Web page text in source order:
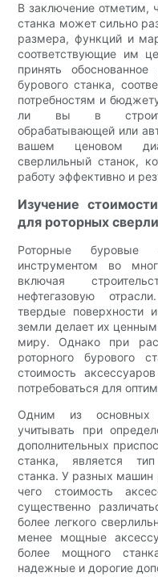
В заключение отметим,
станка может сильно
размера, функций и
соответствующие им
принять
бурового станка,
потребностям и
ли вы в
обрабатывающей или
вашем ценовом
сверлильный станок,
работу эффективно и
Изучение
для роторных
Роторные
инструментом во
включая
нефтегазовую
твердые поверхности
земли делает их
миру. Однако при
роторного бурового
стоимость
потребоваться для
Одним из основных
учитывать при
дополнительных
станка, является тип
станка. У разных машин
чего стоимость
существенно
более легкого
менее мощные
более мощного
надежные и дорогие